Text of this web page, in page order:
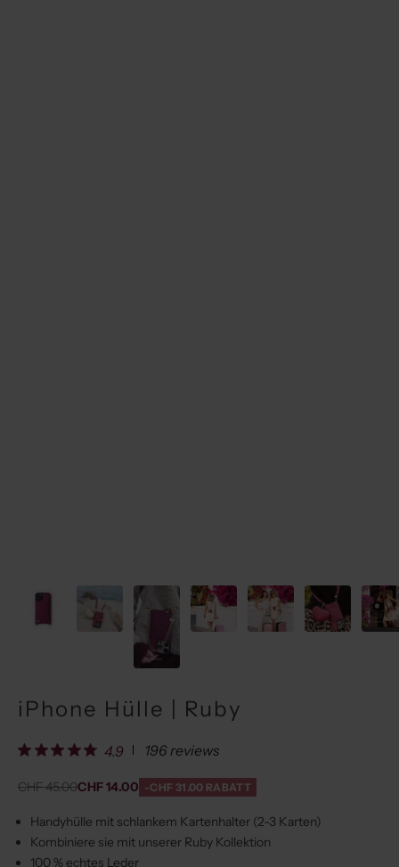
iPhone Hülle | Ruby
4.9 196 reviews
Regulärer Preis
CHF 45.00Angebot
CHF 14.00 -CHF 31.00 RABATT
Handyhülle mit schlankem Kartenhalter (2-3 Karten)
Kombiniere sie mit unserer Ruby Kollektion
100 % echtes Leder